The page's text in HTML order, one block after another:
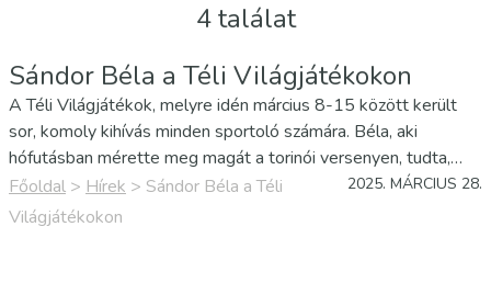
4 találat
Sándor Béla a Téli Világjátékokon
A Téli Világjátékok, melyre idén március 8-15 között került
sor, komoly kihívás minden sportoló számára. Béla, aki
hófutásban mérette meg magát a torinói versenyen, tudta,
hogy sportoló pályafutásának fontos állomásához érkezett.
Bár edzője, Marton Gergő nem utazott vele, itthonról végig
Főoldal > Hírek > Sándor Béla a Téli
Világjátékokon
2025. MÁRCIUS 28.